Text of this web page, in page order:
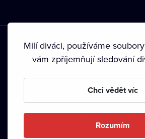
Podmínky používání • Ochrana soukromí
• Autorská práva•
Milí diváci, používáme
vám zpříjemňují sledování
Chci vědět víc
Rozumím